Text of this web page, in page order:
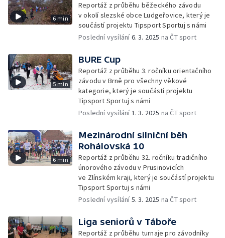
6 min
Reportáž z průběhu běžeckého závodu
v okolí slezské obce Ludgeřovice, který je
součástí projektu Tipsport Sportuj s námi
Poslední vysílání6. 3. 2025 na ČT sport
5 min
BURE Cup
Reportáž z průběhu 3. ročníku orientačního
závodu v Brně pro všechny věkové
kategorie, který je součástí projektu
Tipsport Sportuj s námi
Poslední vysílání1. 3. 2025 na ČT sport
6 min
Mezinárodní silniční běh
Rohálovská 10
Reportáž z průběhu 32. ročníku tradičního
únorového závodu v Prusinovicích
ve Zlínském kraji, který je součástí projektu
Tipsport Sportuj s námi
Poslední vysílání5. 3. 2025 na ČT sport
Liga seniorů v Táboře
Reportáž z průběhu turnaje pro závodníky